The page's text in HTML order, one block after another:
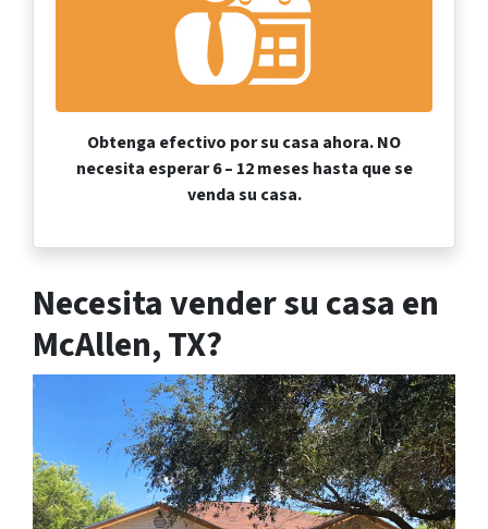
Obtenga efectivo por su casa ahora.NO
necesita esperar 6 – 12 meses hasta que se
venda su casa.
Necesita vender su casa en
McAllen, TX?